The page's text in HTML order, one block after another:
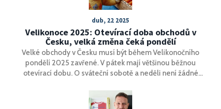
dub, 22 2025
Velikonoce 2025: Otevírací doba obchodů v
Česku, velká změna čeká pondělí
Velké obchody v Česku musí být během Velikonočního
pondělí 2025 zavřené. V pátek mají většinou běžnou
otevírací dobu. O sváteční sobotě a neděli není žádné
dobu zkrátit. Doporučuje se zkontrolovat konkrétní
otevírací hodiny obchodů.